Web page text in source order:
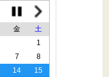
金
土
1
7
8
14
15